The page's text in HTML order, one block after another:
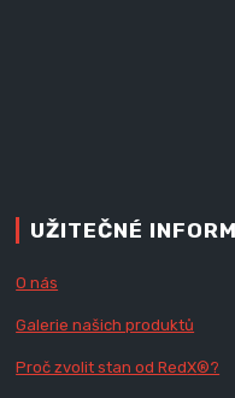
UŽITEČNÉ
O nás
Galerie našich produktů
Proč zvolit stan od RedX®?